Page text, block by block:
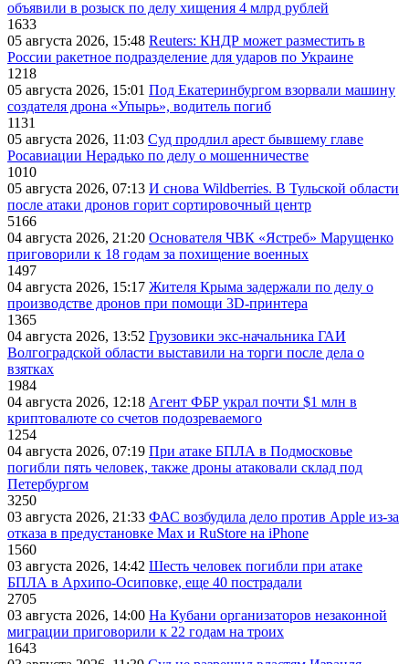
объявили в розыск по делу хищения 4 млрд рублей
1633
05 августа 2026, 15:48 Reuters: КНДР может разместить в
России ракетное подразделение для ударов по Украине
1218
05 августа 2026, 15:01 Под Екатеринбургом взорвали машину
создателя дрона «Упырь», водитель погиб
1131
05 августа 2026, 11:03 Суд продлил арест бывшему главе
Росавиации Нерадько по делу о мошенничестве
1010
05 августа 2026, 07:13 И снова Wildberries. В Тульской области
после атаки дронов горит сортировочный центр
5166
04 августа 2026, 21:20 Основателя ЧВК «Ястреб» Марущенко
приговорили к 18 годам за похищение военных
1497
04 августа 2026, 15:17 Жителя Крыма задержали по делу о
производстве дронов при помощи 3D‑принтера
1365
04 августа 2026, 13:52 Грузовики экс-начальника ГАИ
Волгоградской области выставили на торги после дела о
взятках
1984
04 августа 2026, 12:18 Агент ФБР украл почти $1 млн в
криптовалюте со счетов подозреваемого
1254
04 августа 2026, 07:19 При атаке БПЛА в Подмосковье
погибли пять человек, также дроны атаковали склад под
Петербургом
3250
03 августа 2026, 21:33 ФАС возбудила дело против Apple из-за
отказа в предустановке Max и RuStore на iPhone
1560
03 августа 2026, 14:42 Шесть человек погибли при атаке
БПЛА в Архипо-Осиповке, еще 40 пострадали
2705
03 августа 2026, 14:00 На Кубани организаторов незаконной
миграции приговорили к 22 годам на троих
1643